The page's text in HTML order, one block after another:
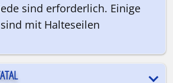
sind erforderlich. Einige
mit Halteseilen